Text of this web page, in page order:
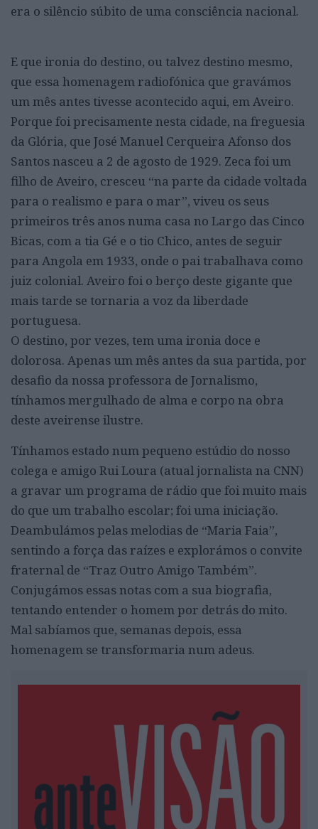
era o silêncio súbito de uma consciência nacional.
E que ironia do destino, ou talvez destino mesmo,
que essa homenagem radiofónica que gravámos
um mês antes tivesse acontecido aqui, em Aveiro.
Porque foi precisamente nesta cidade, na freguesia
da Glória, que José Manuel Cerqueira Afonso dos
Santos nasceu a 2 de agosto de 1929. Zeca foi um
filho de Aveiro, cresceu “na parte da cidade voltada
para o realismo e para o mar”, viveu os seus
primeiros três anos numa casa no Largo das Cinco
Bicas, com a tia Gé e o tio Chico, antes de seguir
para Angola em 1933, onde o pai trabalhava como
juiz colonial. Aveiro foi o berço deste gigante que
mais tarde se tornaria a voz da liberdade
portuguesa.
O destino, por vezes, tem uma ironia doce e
dolorosa. Apenas um mês antes da sua partida, por
desafio da nossa professora de Jornalismo,
tínhamos mergulhado de alma e corpo na obra
deste aveirense ilustre.
Tínhamos estado num pequeno estúdio do nosso
colega e amigo Rui Loura (atual jornalista na CNN)
a gravar um programa de rádio que foi muito mais
do que um trabalho escolar; foi uma iniciação.
Deambulámos pelas melodias de “Maria Faia”,
sentindo a força das raízes e explorámos o convite
fraternal de “Traz Outro Amigo Também”.
Conjugámos essas notas com a sua biografia,
tentando entender o homem por detrás do mito.
Mal sabíamos que, semanas depois, essa
homenagem se transformaria num adeus.